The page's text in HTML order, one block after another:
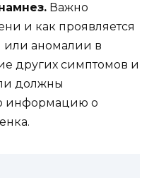
Важно
и как проявляется
или аномалии в
других симптомов и
должны
информацию о